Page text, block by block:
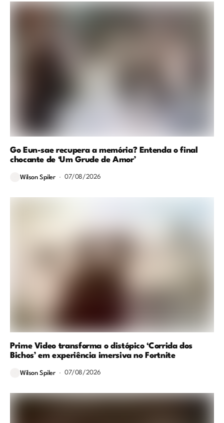
Go Eun-sae recupera a memória? Entenda o final
chocante de ‘Um Grude de Amor’
Wilson Spiler 07/08/2026
Prime Video transforma o distópico ‘Corrida dos
Bichos’ em experiência imersiva no Fortnite
Wilson Spiler 07/08/2026